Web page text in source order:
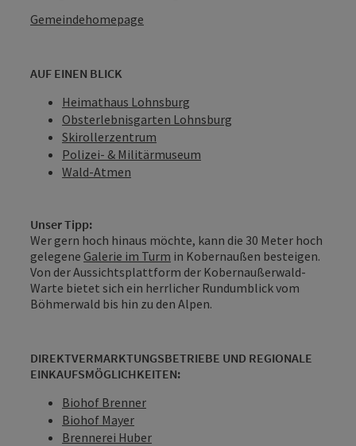
Gemeindehomepage
AUF EINEN BLICK
Heimathaus Lohnsburg
Obsterlebnisgarten Lohnsburg
Skirollerzentrum
Polizei- & Militärmuseum
Wald-Atmen
Unser Tipp:
Wer gern hoch hinaus möchte, kann die 30 Meter hoch
gelegene Galerie im Turm in Kobernaußen besteigen.
Von der Aussichtsplattform der Kobernaußerwald-
Warte bietet sich ein herrlicher Rundumblick vom
Böhmerwald bis hin zu den Alpen.
DIREKTVERMARKTUNGSBETRIEBE UND REGIONALE
EINKAUFSMÖGLICHKEITEN:
Biohof Brenner
Biohof Mayer
Brennerei Huber